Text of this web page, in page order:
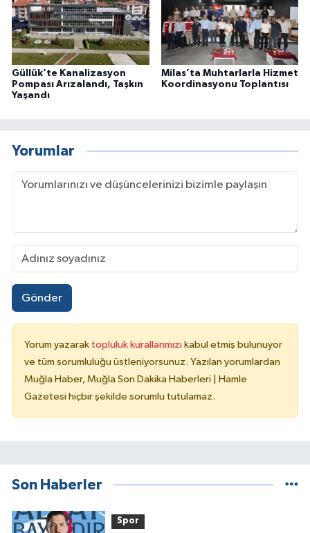
Güllük’te Kanalizasyon
Pompası Arızalandı, Taşkın
Yaşandı
Milas’ta Muhtarlarla Hizmet
Koordinasyonu Toplantısı
Yorumlar
Gönder
Yorum yazarak topluluk kurallarımızı kabul etmiş bulunuyor
ve tüm sorumluluğu üstleniyorsunuz. Yazılan yorumlardan
Muğla Haber, Muğla Son Dakika Haberleri | Hamle
Gazetesi hiçbir şekilde sorumlu tutulamaz.
Son Haberler
Spor